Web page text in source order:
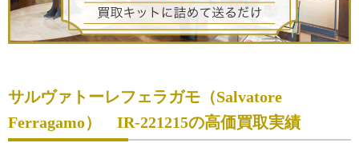
買取サービスのご案内
買取ブランド
サルヴァトーレフェラガモ（Salvatore
Ferragamo） IR-221215の高価買取実績